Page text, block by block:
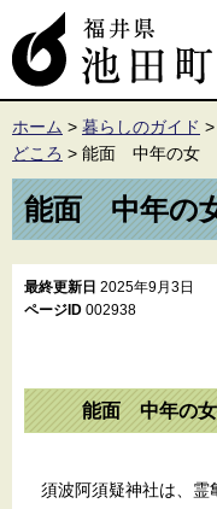
ホーム > 暮らしのガイド >
どころ > 能面 中年の女
能面 中年の
最終更新日 2025年9月3日
ページID 002938
能面 中年の
須波阿須疑神社は、霊